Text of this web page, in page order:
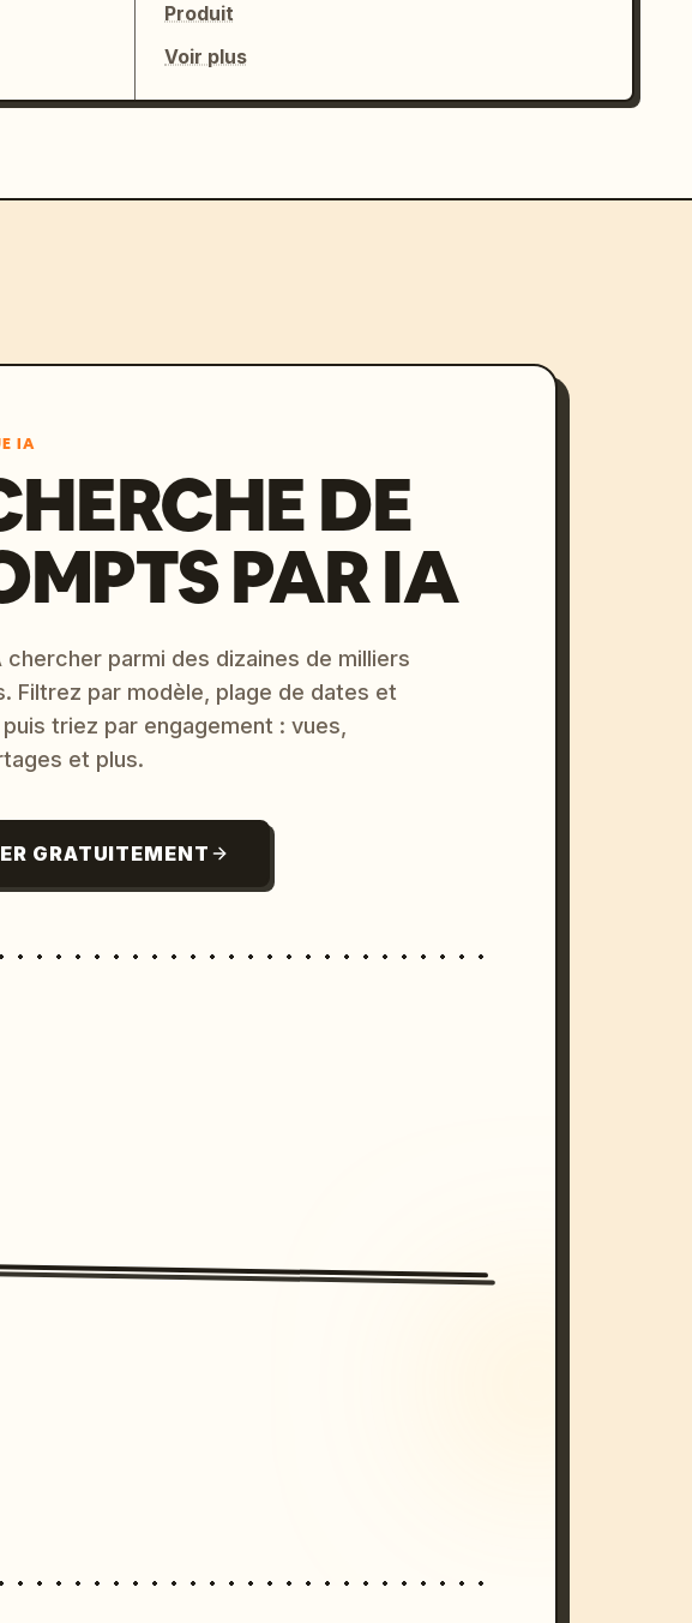
Produit
Voir plus
IA
DE
PAR IA
chercher parmi des dizaines de milliers
Filtrez par modèle, plage de dates et
triez par engagement : vues,
et plus.
GRATUITEMENT